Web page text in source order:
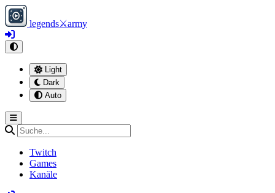
legends⚔army
Light
Dark
Auto
Twitch
Games
Kanäle